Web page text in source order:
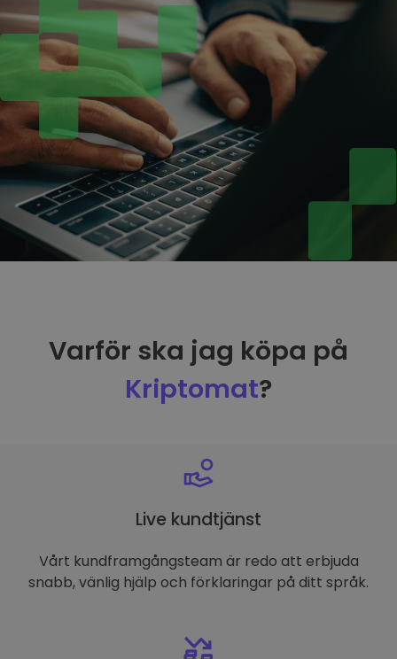
Varför ska jag köpa på
Kriptomat?
Live kundtjänst
Vårt kundframgångsteam är redo att erbjuda
snabb, vänlig hjälp och förklaringar på ditt språk.